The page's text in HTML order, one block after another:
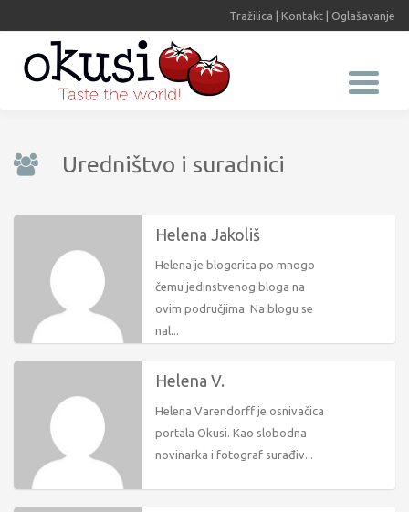
Tražilica Kontakt Oglašavanje
Uredništvo i suradnici
Helena Jakoliš
Helena je blogerica po mnogo
čemu jedinstvenog bloga na
ovim područjima. Na blogu se
nal...
Helena V.
Helena Varendorff je osnivačica
portala Okusi. Kao slobodna
novinarka i fotograf surađiv...